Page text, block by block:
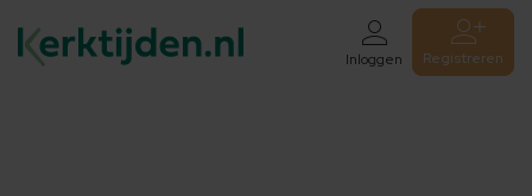
Inloggen Registreren